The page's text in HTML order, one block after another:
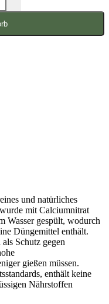
und natürliches
mit Calciumnitrat
Wasser gespült, wodurch
Düngemittel enthält.
Schutz gegen
gießen müssen.
enthält keine
Nährstoffen